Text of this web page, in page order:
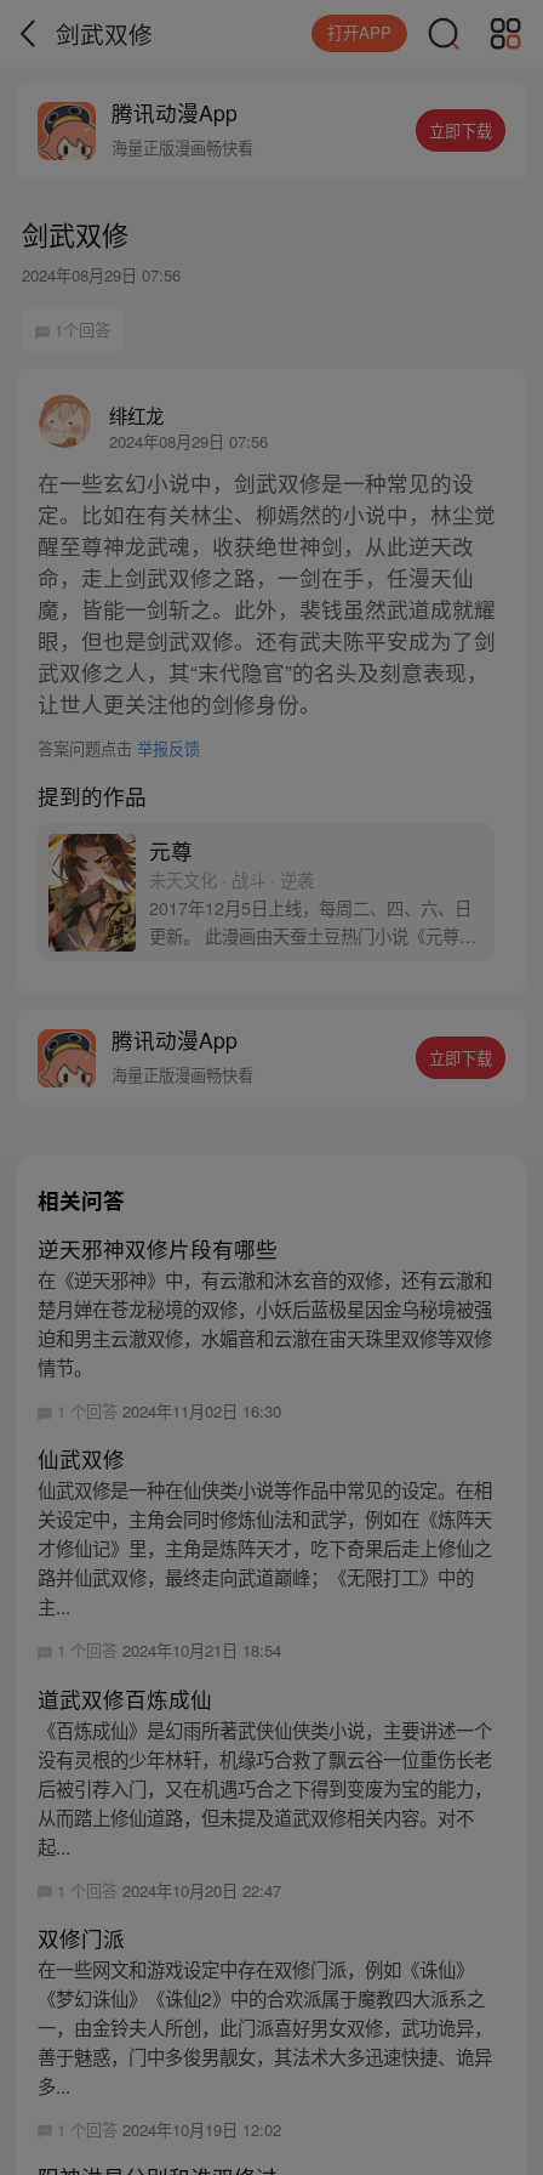
剑武双修 打开APP
腾讯动漫App
海量正版漫画畅快看
立即下载
剑武双修
2024年08月29日 07:56
1个回答
绯红龙
2024年08月29日 07:56
在一些玄幻小说中，剑武双修是一种常见的设
定。比如在有关林尘、柳嫣然的小说中，林尘觉
醒至尊神龙武魂，收获绝世神剑，从此逆天改
命，走上剑武双修之路，一剑在手，任漫天仙
魔，皆能一剑斩之。此外，裴钱虽然武道成就耀
眼，但也是剑武双修。还有武夫陈平安成为了剑
武双修之人，其“末代隐官”的名头及刻意表现，
让世人更关注他的剑修身份。
答案问题点击 举报反馈
提到的作品
元尊
未天文化 · 战斗 · 逆袭
2017年12月5日上线，每周二、四、六、日
更新。 此漫画由天蚕土豆热门小说《元尊》
腾讯动漫App
海量正版漫画畅快看
立即下载
相关问答
逆天邪神双修片段有哪些
在《逆天邪神》中，有云澈和沐玄音的双修，还有云澈和
楚月婵在苍龙秘境的双修，小妖后蓝极星因金乌秘境被强
迫和男主云澈双修，水媚音和云澈在宙天珠里双修等双修
情节。
1 个回答 2024年11月02日 16:30
仙武双修
仙武双修是一种在仙侠类小说等作品中常见的设定。在相
关设定中，主角会同时修炼仙法和武学，例如在《炼阵天
才修仙记》里，主角是炼阵天才，吃下奇果后走上修仙之
路并仙武双修，最终走向武道巅峰；《无限打工》中的
主...
1 个回答 2024年10月21日 18:54
道武双修百炼成仙
《百炼成仙》是幻雨所著武侠仙侠类小说，主要讲述一个
没有灵根的少年林轩，机缘巧合救了飘云谷一位重伤长老
后被引荐入门，又在机遇巧合之下得到变废为宝的能力，
从而踏上修仙道路，但未提及道武双修相关内容。对不
起...
1 个回答 2024年10月20日 22:47
双修门派
在一些网文和游戏设定中存在双修门派，例如《诛仙》
《梦幻诛仙》《诛仙2》中的合欢派属于魔教四大派系之
一，由金铃夫人所创，此门派喜好男女双修，武功诡异，
善于魅惑，门中多俊男靓女，其法术大多迅速快捷、诡异
多...
1 个回答 2024年10月19日 12:02